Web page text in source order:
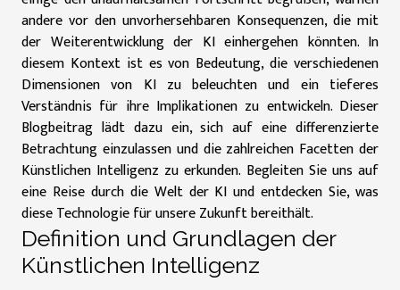
andere vor den unvorhersehbaren Konsequenzen, die mit
der Weiterentwicklung der KI einhergehen könnten. In
diesem Kontext ist es von Bedeutung, die verschiedenen
Dimensionen von KI zu beleuchten und ein tieferes
Verständnis für ihre Implikationen zu entwickeln. Dieser
Blogbeitrag lädt dazu ein, sich auf eine differenzierte
Betrachtung einzulassen und die zahlreichen Facetten der
Künstlichen Intelligenz zu erkunden. Begleiten Sie uns auf
eine Reise durch die Welt der KI und entdecken Sie, was
diese Technologie für unsere Zukunft bereithält.
Definition und Grundlagen der
Künstlichen Intelligenz